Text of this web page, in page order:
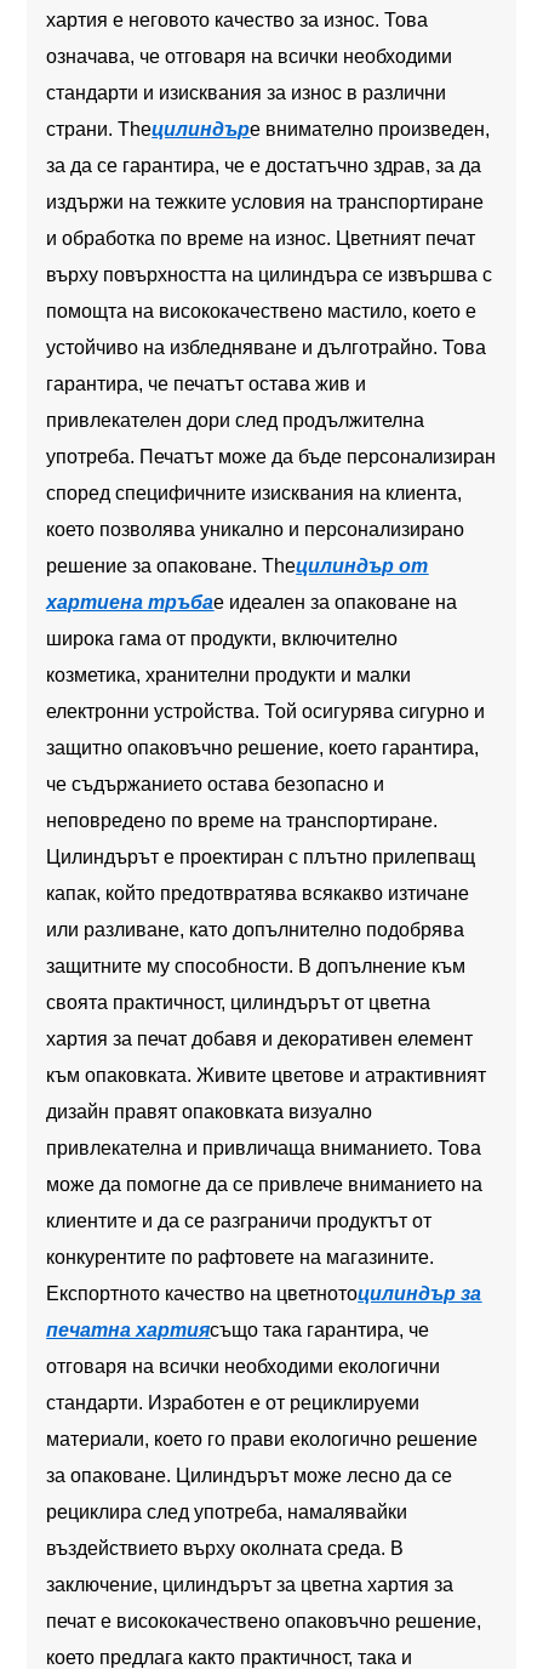
хартия е неговото качество за износ. Това
означава, че отговаря на всички необходими
стандарти и изисквания за износ в различни
страни. Theцилиндъре внимателно произведен,
за да се гарантира, че е достатъчно здрав, за да
издържи на тежките условия на транспортиране
и обработка по време на износ. Цветният печат
върху повърхността на цилиндъра се извършва с
помощта на висококачествено мастило, което е
устойчиво на избледняване и дълготрайно. Това
гарантира, че печатът остава жив и
привлекателен дори след продължителна
употреба. Печатът може да бъде персонализиран
според специфичните изисквания на клиента,
което позволява уникално и персонализирано
решение за опаковане. Theцилиндър от
хартиена тръбае идеален за опаковане на
широка гама от продукти, включително
козметика, хранителни продукти и малки
електронни устройства. Той осигурява сигурно и
защитно опаковъчно решение, което гарантира,
че съдържанието остава безопасно и
неповредено по време на транспортиране.
Цилиндърът е проектиран с плътно прилепващ
капак, който предотвратява всякакво изтичане
или разливане, като допълнително подобрява
защитните му способности. В допълнение към
своята практичност, цилиндърът от цветна
хартия за печат добавя и декоративен елемент
към опаковката. Живите цветове и атрактивният
дизайн правят опаковката визуално
привлекателна и привличаща вниманието. Това
може да помогне да се привлече вниманието на
клиентите и да се разграничи продуктът от
конкурентите по рафтовете на магазините.
Експортното качество на цветнотоцилиндър за
печатна хартиясъщо така гарантира, че
отговаря на всички необходими екологични
стандарти. Изработен е от рециклируеми
материали, което го прави екологично решение
за опаковане. Цилиндърът може лесно да се
рециклира след употреба, намалявайки
въздействието върху околната среда. В
заключение, цилиндърът за цветна хартия за
печат е висококачествено опаковъчно решение,
което предлага както практичност, така и